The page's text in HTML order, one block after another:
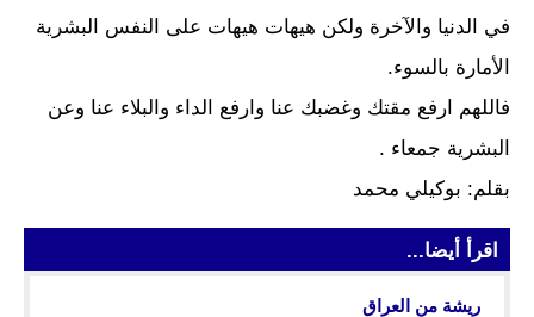
في الدنيا والآخرة ولكن هيهات هيهات على النفس البشرية
الأمارة بالسوء.
فاللهم ارفع مقتك وغضبك عنا وارفع الداء والبلاء عنا وعن
البشرية جمعاء .
بقلم: بوكيلي محمد
اقرأ أيضا...
ريشة من العراق